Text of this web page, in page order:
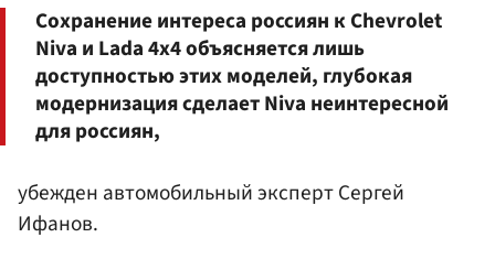
Сохранение интереса россиян к Chevrolet
Niva и Lada 4x4 объясняется лишь
доступностью этих моделей, глубокая
модернизация сделает Niva неинтересной
для россиян,
убежден автомобильный эксперт Сергей
Ифанов.